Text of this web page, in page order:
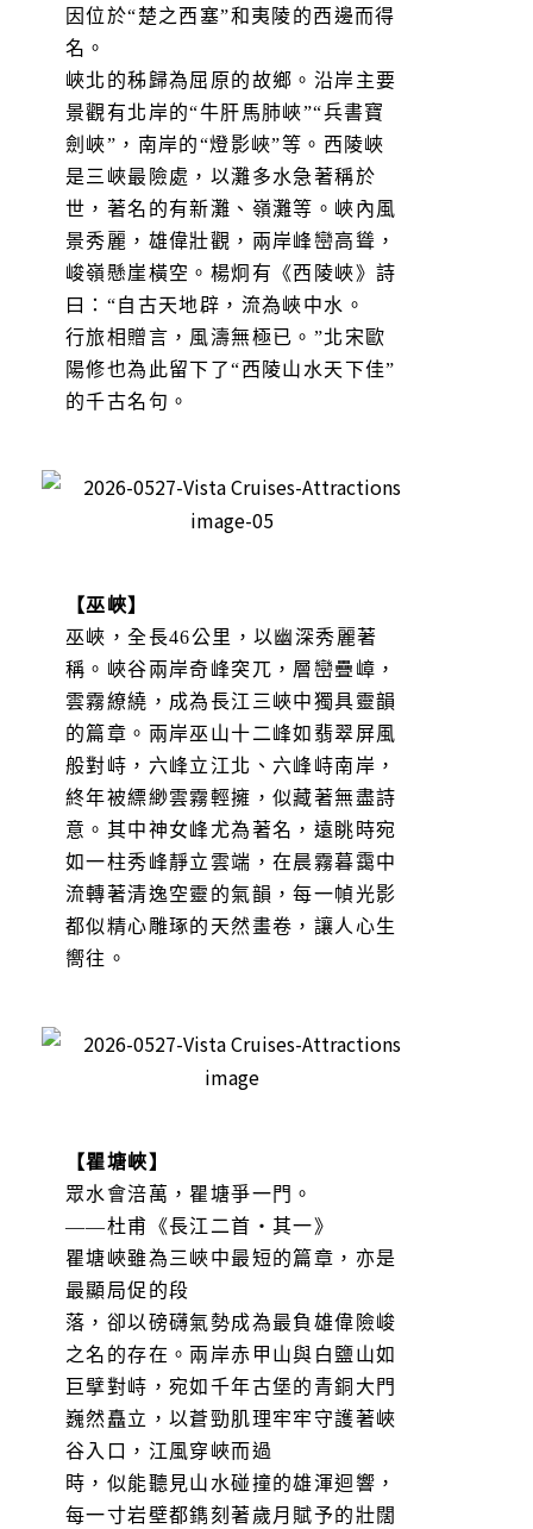
因位於“楚之西塞”和夷陵的西邊而得
名。
峽北的秭歸為屈原的故鄉。沿岸主要
景觀有北岸的“牛肝馬肺峽”“兵書寶
劍峽”，南岸的“燈影峽”等。西陵峽
是三峽最險處，以灘多水急著稱於
世，著名的有新灘、嶺灘等。峽內風
景秀麗，雄偉壯觀，兩岸峰巒高聳，
峻嶺懸崖橫空。楊炯有《西陵峽》詩
曰：“自古天地辟，流為峽中水。
行旅相贈言，風濤無極已。”北宋歐
陽修也為此留下了“西陵山水天下佳”
的千古名句。
【巫峽】
巫峽，全長46公里，以幽深秀麗著
稱。峽谷兩岸奇峰突兀，層巒疊嶂，
雲霧繚繞，成為長江三峽中獨具靈韻
的篇章。兩岸巫山十二峰如翡翠屏風
般對峙，六峰立江北、六峰峙南岸，
終年被縹緲雲霧輕擁，似藏著無盡詩
意。其中神女峰尤為著名，遠眺時宛
如一柱秀峰靜立雲端，在晨霧暮靄中
流轉著清逸空靈的氣韻，每一幀光影
都似精心雕琢的天然畫卷，讓人心生
嚮往。
【瞿塘峽】
眾水會涪萬，瞿塘爭一門。
——杜甫《長江二首・其一》
瞿塘峽雖為三峽中最短的篇章，亦是
最顯局促的段
落，卻以磅礴氣勢成為最負雄偉險峻
之名的存在。兩岸赤甲山與白鹽山如
巨擘對峙，宛如千年古堡的青銅大門
巍然矗立，以蒼勁肌理牢牢守護著峽
谷入口，江風穿峽而過
時，似能聽見山水碰撞的雄渾迴響，
每一寸岩壁都鐫刻著歲月賦予的壯闊